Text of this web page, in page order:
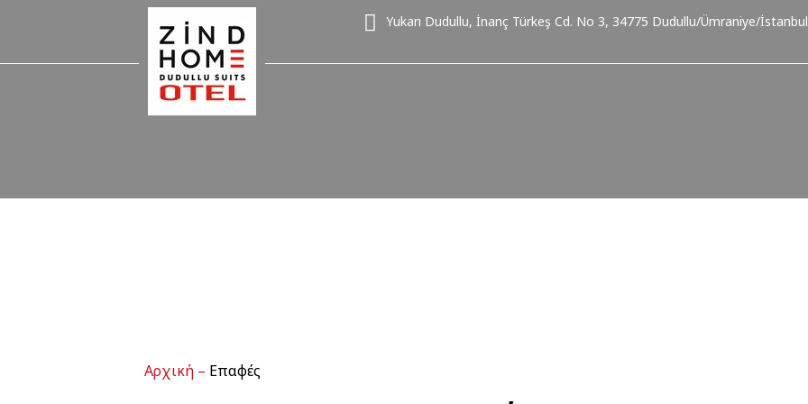
Yukarı Dudullu, İnanç Türkeş Cd. No 3, 34775 Dudullu/Ümraniye/İstanbul
Αρχική – Επαφές